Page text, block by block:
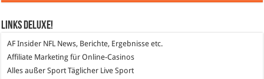
Links DeLuXe!
AF Insider NFL News, Berichte, Ergebnisse etc.
Affiliate Marketing für Online-Casinos
Alles außer SportTäglicher Live Sport